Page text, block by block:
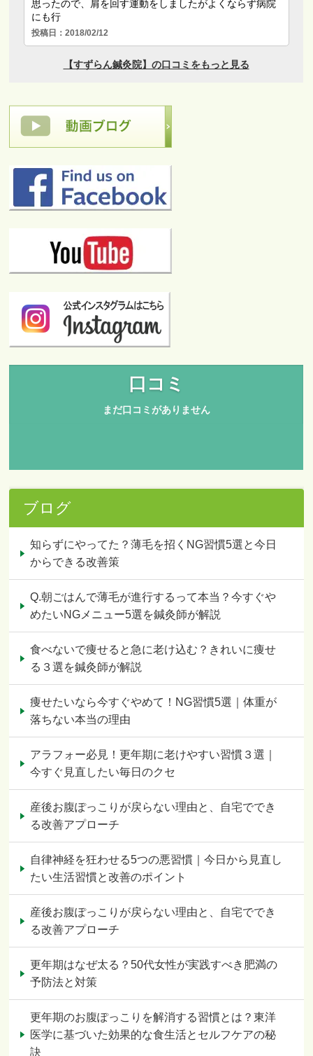
ブログ
知らずにやってた？薄毛を招くNG習慣5選と今日
からできる改善策
Q.朝ごはんで薄毛が進行するって本当？今すぐや
めたいNGメニュー5選を鍼灸師が解説
食べないで痩せると急に老け込む？きれいに痩せ
る３選を鍼灸師が解説
痩せたいなら今すぐやめて！NG習慣5選｜体重が
落ちない本当の理由
アラフォー必見！更年期に老けやすい習慣３選｜
今すぐ見直したい毎日のクセ
産後お腹ぽっこりが戻らない理由と、自宅ででき
る改善アプローチ
自律神経を狂わせる5つの悪習慣｜今日から見直し
たい生活習慣と改善のポイント
産後お腹ぽっこりが戻らない理由と、自宅ででき
る改善アプローチ
更年期はなぜ太る？50代女性が実践すべき肥満の
予防法と対策
更年期のお腹ぽっこりを解消する習慣とは？東洋
医学に基づいた効果的な食生活とセルフケアの秘
訣